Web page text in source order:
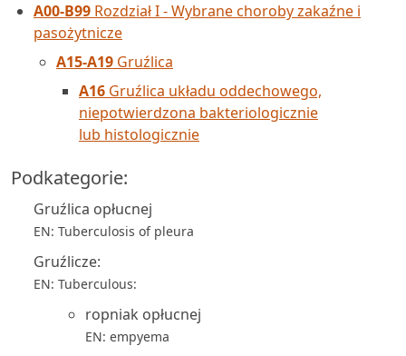
A00-B99 Rozdział I - Wybrane choroby zakaźne i
pasożytnicze
A15-A19 Gruźlica
A16 Gruźlica układu oddechowego,
niepotwierdzona bakteriologicznie
lub histologicznie
Podkategorie:
Gruźlica opłucnej
EN: Tuberculosis of pleura
Gruźlicze:
EN: Tuberculous:
ropniak opłucnej
EN: empyema